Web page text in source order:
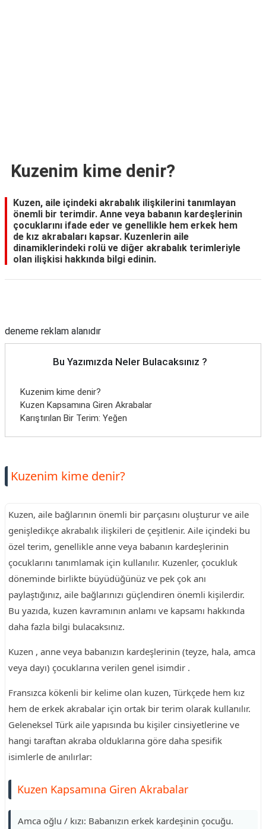
Kuzenim kime denir?
Kuzen, aile içindeki akrabalık ilişkilerini tanımlayan
önemli bir terimdir. Anne veya babanın kardeşlerinin
çocuklarını ifade eder ve genellikle hem erkek hem
de kız akrabaları kapsar. Kuzenlerin aile
dinamiklerindeki rolü ve diğer akrabalık terimleriyle
olan ilişkisi hakkında bilgi edinin.
deneme reklam alanıdır
Bu Yazımızda Neler Bulacaksınız ?
Kuzenim kime denir?
Kuzen Kapsamına Giren Akrabalar
Karıştırılan Bir Terim: Yeğen
Kuzenim kime denir?
Kuzen, aile bağlarının önemli bir parçasını oluşturur ve aile
genişledikçe akrabalık ilişkileri de çeşitlenir. Aile içindeki bu
özel terim, genellikle anne veya babanın kardeşlerinin
çocuklarını tanımlamak için kullanılır. Kuzenler, çocukluk
döneminde birlikte büyüdüğünüz ve pek çok anı
paylaştığınız, aile bağlarınızı güçlendiren önemli kişilerdir.
Bu yazıda, kuzen kavramının anlamı ve kapsamı hakkında
daha fazla bilgi bulacaksınız.
Kuzen , anne veya babanızın kardeşlerinin (teyze, hala, amca
veya dayı) çocuklarına verilen genel isimdir .
Fransızca kökenli bir kelime olan kuzen, Türkçede hem kız
hem de erkek akrabalar için ortak bir terim olarak kullanılır.
Geleneksel Türk aile yapısında bu kişiler cinsiyetlerine ve
hangi taraftan akraba olduklarına göre daha spesifik
isimlerle de anılırlar:
Kuzen Kapsamına Giren Akrabalar
Amca oğlu / kızı: Babanızın erkek kardeşinin çocuğu.